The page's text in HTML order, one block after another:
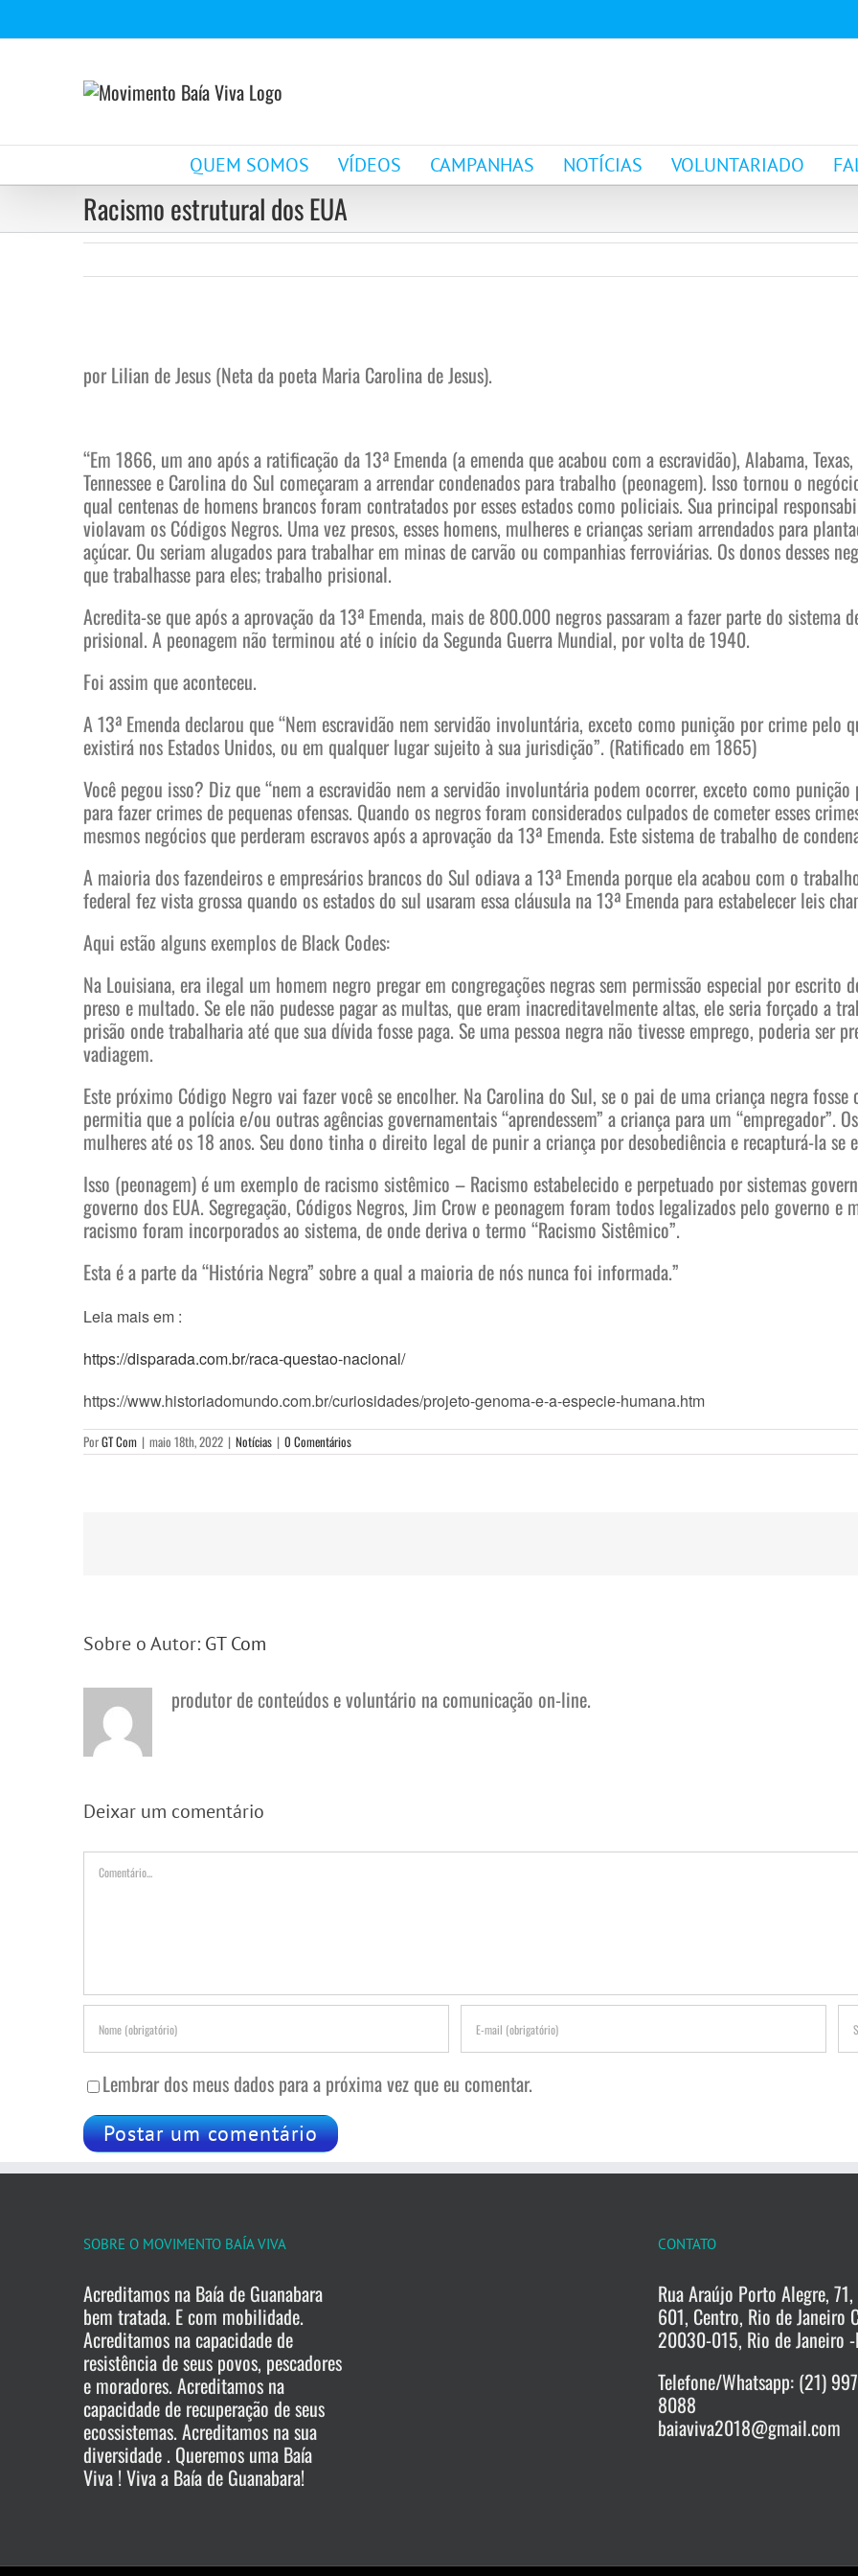
para
QUEM SOMOS VÍDEOS CAMPANHAS NOTÍCIAS VOLUNTARIADO
Racismo estrutural dos EUA
Larger
Image
por Lilian de Jesus (Neta da poeta Maria Carolina de Jesus).
“Em 1866, um ano após a ratificação da 13ª Emenda (a emenda que acabou com a escravidão), Alabama,
Tennessee e Carolina do Sul começaram a arrendar condenados para trabalho (peonagem). Isso tornou o
qual centenas de homens brancos foram contratados por esses estados como policiais. Sua principal
violavam os Códigos Negros. Uma vez presos, esses homens, mulheres e crianças seriam arrendados para
açúcar. Ou seriam alugados para trabalhar em minas de carvão ou companhias ferroviárias. Os donos desses
que trabalhasse para eles; trabalho prisional.
Acredita-se que após a aprovação da 13ª Emenda, mais de 800.000 negros passaram a fazer parte do sistema
prisional. A peonagem não terminou até o início da Segunda Guerra Mundial, por volta de 1940.
Foi assim que aconteceu.
A 13ª Emenda declarou que “Nem escravidão nem servidão involuntária, exceto como punição por crime pelo
existirá nos Estados Unidos, ou em qualquer lugar sujeito à sua jurisdição”. (Ratificado em 1865)
Você pegou isso? Diz que “nem a escravidão nem a servidão involuntária podem ocorrer, exceto como
para fazer crimes de pequenas ofensas. Quando os negros foram considerados culpados de cometer esses
mesmos negócios que perderam escravos após a aprovação da 13ª Emenda. Este sistema de trabalho de
A maioria dos fazendeiros e empresários brancos do Sul odiava a 13ª Emenda porque ela acabou com o
federal fez vista grossa quando os estados do sul usaram essa cláusula na 13ª Emenda para estabelecer leis
Aqui estão alguns exemplos de Black Codes:
Na Louisiana, era ilegal um homem negro pregar em congregações negras sem permissão especial por escrito
preso e multado. Se ele não pudesse pagar as multas, que eram inacreditavelmente altas, ele seria forçado a
prisão onde trabalharia até que sua dívida fosse paga. Se uma pessoa negra não tivesse emprego, poderia ser
vadiagem.
Este próximo Código Negro vai fazer você se encolher. Na Carolina do Sul, se o pai de uma criança negra
permitia que a polícia e/ou outras agências governamentais “aprendessem” a criança para um “empregador”.
mulheres até os 18 anos. Seu dono tinha o direito legal de punir a criança por desobediência e recapturá-la se
Isso (peonagem) é um exemplo de racismo sistêmico – Racismo estabelecido e perpetuado por sistemas
governo dos EUA. Segregação, Códigos Negros, Jim Crow e peonagem foram todos legalizados pelo governo
racismo foram incorporados ao sistema, de onde deriva o termo “Racismo Sistêmico”.
Esta é a parte da “História Negra” sobre a qual a maioria de nós nunca foi informada.”
Leia mais em :
https://disparada.com.br/raca-questao-nacional/
https://www.historiadomundo.com.br/curiosidades/projeto-genoma-e-a-especie-humana.htm
PorGT Com | maio 18th, 2022 | Notícias | 0 Comentários
Sobre o Autor: GT Com
produtor de conteúdos e voluntário na comunicação on-line.
Deixar um comentário
Comentário
Lembrar dos meus dados para a próxima vez que eu comentar.
SOBRE O MOVIMENTO BAÍA VIVA
Acreditamos na Baía de Guanabara
bem tratada. E com mobilidade.
Acreditamos na capacidade de
resistência de seus povos, pescadores
e moradores. Acreditamos na
capacidade de recuperação de seus
ecossistemas. Acreditamos na sua
diversidade . Queremos uma Baía
Viva ! Viva a Baía de Guanabara!
CONTATO
Rua Araújo Porto Alegre,
601, Centro, Rio de Janeiro
20030-015, Rio de Janeiro
Telefone/Whatsapp: (21)
8088
baiaviva2018@gmail.com